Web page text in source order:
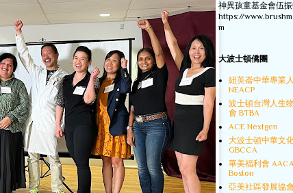
神異孩童基金會伍
https://
m
大波士頓僑團
紐英崙中華專業
NEACP
波士頓台灣人生
會 BTBA
ACE Nextgen
大波士頓中華文
GBCCA
華美福利會
Boston
亞美社區發展協